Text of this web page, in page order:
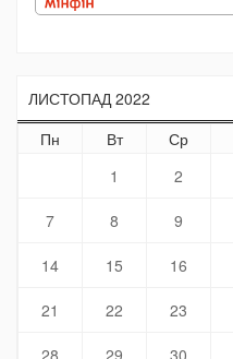
ЛИСТОПАД 2022
Пн
Вт Ср
1
2
7 8 9
14 15 16
21 22 23
28 29 30